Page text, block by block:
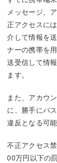
メッセージ、
正アクセスに
介して情報を
ナーの携帯を
送受信して情
ます。
また、アカウ
に、勝手にパ
違反となる可
不正アクセス
00万円以下の